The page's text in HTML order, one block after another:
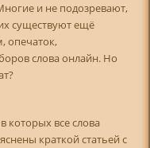
и не подозревают,
существуют ещё
опечаток,
слова онлайн. Но
которых все слова
краткой статьей с